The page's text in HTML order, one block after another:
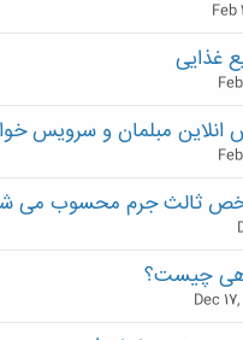
Feb
غذایی
مبلمان و سرویس
ثالث جرم محسوب می
چیست؟
Dec